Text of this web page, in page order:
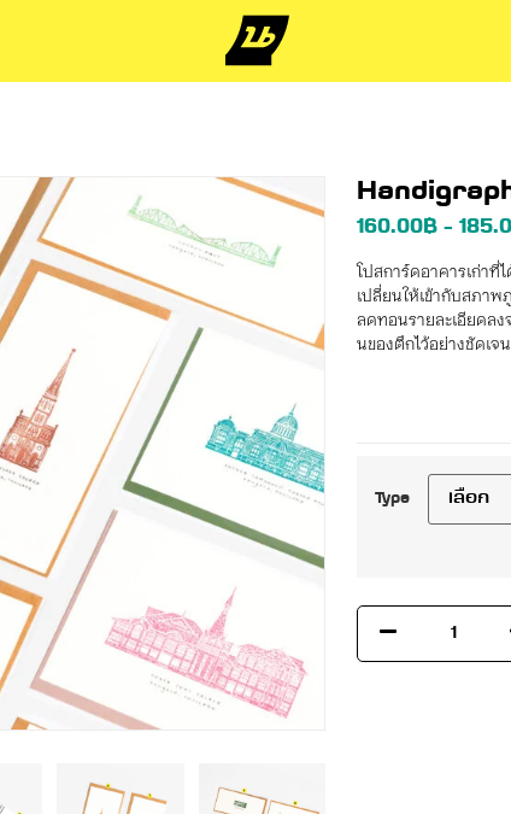
160.00฿–
โปสการ์ดอาคารเก่า
เปลี่ยนให้เข้ากับสภา
ลดทอนรายละเอียดลง
นของตึกไว้อย่างชัดเจน
Type